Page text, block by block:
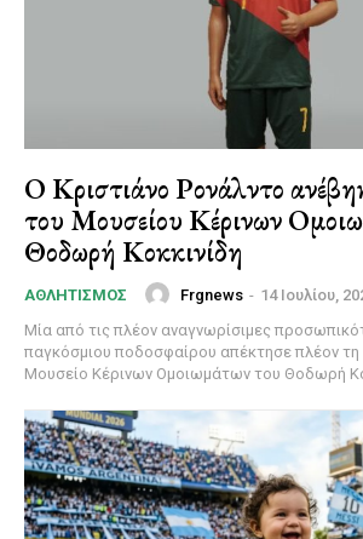
Ο Κριστιάνο Ρονάλντο
του Μουσείου Κέρινων
Θοδωρή Κοκκινίδη
ΑΘΛΗΤΙΣΜΌΣ Frgnews - 14 Ιουλίου,
Μία από τις πλέον αναγνωρίσιμες
παγκόσμιου ποδοσφαίρου απέκτησε πλέον τη
Μουσείο Κέρινων Ομοιωμάτων του Θοδωρή